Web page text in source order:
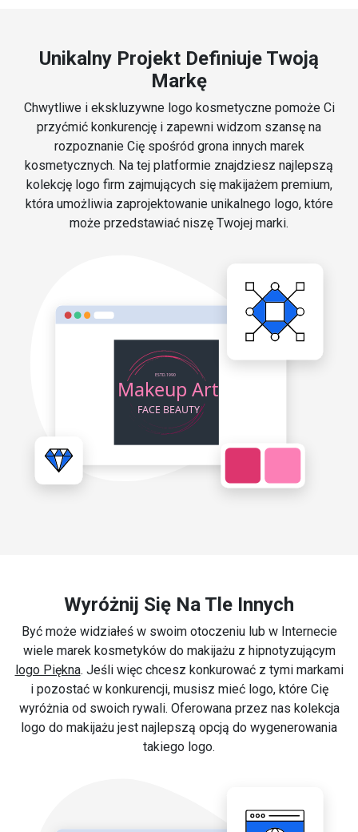
Unikalny Projekt Definiuje Twoją
Markę
Chwytliwe i ekskluzywne logo kosmetyczne pomoże Ci
przyćmić konkurencję i zapewni widzom szansę na
rozpoznanie Cię spośród grona innych marek
kosmetycznych. Na tej platformie znajdziesz najlepszą
kolekcję logo firm zajmujących się makijażem premium,
która umożliwia zaprojektowanie unikalnego logo, które
może przedstawiać niszę Twojej marki.
Wyróżnij Się Na Tle Innych
Być może widziałeś w swoim otoczeniu lub w Internecie
wiele marek kosmetyków do makijażu z hipnotyzującym
logo Piękna. Jeśli więc chcesz konkurować z tymi markami
i pozostać w konkurencji, musisz mieć logo, które Cię
wyróżnia od swoich rywali. Oferowana przez nas kolekcja
logo do makijażu jest najlepszą opcją do wygenerowania
takiego logo.